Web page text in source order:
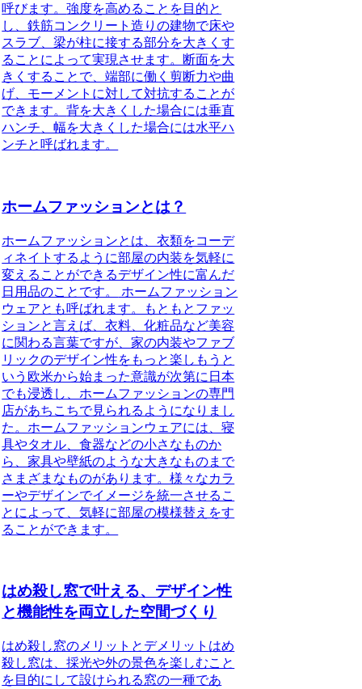
呼びます。強度を高めることを目的と
し、鉄筋コンクリート造りの建物で床や
スラブ、梁が柱に接する部分を大きくす
ることによって実現させます。断面を大
きくすることで、端部に働く剪断力や曲
げ、モーメントに対して対抗することが
できます。背を大きくした場合には垂直
ハンチ 、幅を大きくした場合には水平ハ
ンチと呼ばれます。
ホームファッションとは？
ホームファッションとは、衣類をコーデ
ィネイトするように部屋の内装を気軽に
変えることができるデザイン性に富んだ
日用品のことです。
ホームファッション
ウェアとも呼ばれます。もともとファッ
ションと言えば、衣料、化粧品など美容
に関わる言葉ですが、家の内装やファブ
リックのデザイン性をもっと楽しもうと
いう欧米から始まった意識が次第に日本
でも浸透し、ホームファッションの専門
店があちこちで見られるようになりまし
た。ホームファッションウェアには、寝
具やタオル、食器などの小さなものか
ら、家具や壁紙のような大きなものまで
さまざまなものがあります。様々なカラ
ーやデザインでイメージを統一させるこ
とによって、気軽に部屋の模様替えをす
ることができます。
はめ殺し窓で叶える、デザイン性
と機能性を両立した空間づくり
はめ殺し窓のメリットとデメリット はめ
殺し窓は、採光や外の景色を楽しむこと
を目的にして設けられる窓の一種であ